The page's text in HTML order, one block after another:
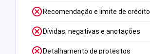
Recomendação e limite de crédito
Dívidas, negativas e anotações
Detalhamento de protestos